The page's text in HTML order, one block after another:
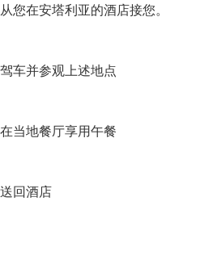
从您在安塔利亚的酒店接您。
驾车并参观上述地点
在当地餐厅享用午餐
送回酒店